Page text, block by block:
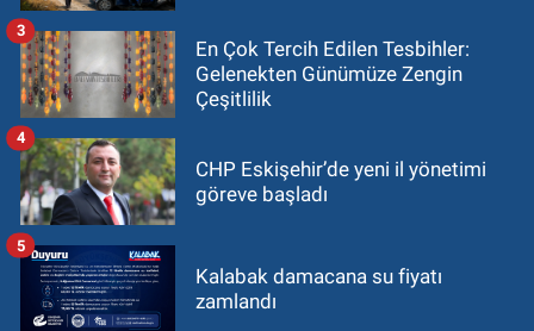
En Çok Tercih Edilen Tesbihler:
Gelenekten Günümüze Zengin
Çeşitlilik
3
CHP Eskişehir’de yeni il yönetimi
göreve başladı
4
Kalabak damacana su fiyatı
zamlandı
5